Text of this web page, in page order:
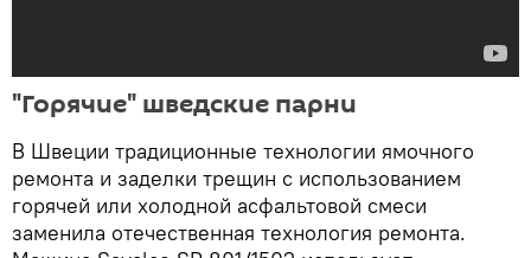
"Горячие" шведские парни
В Швеции традиционные технологии ямочного
ремонта и заделки трещин с использованием
горячей или холодной асфальтовой смеси
заменила отечественная технология ремонта.